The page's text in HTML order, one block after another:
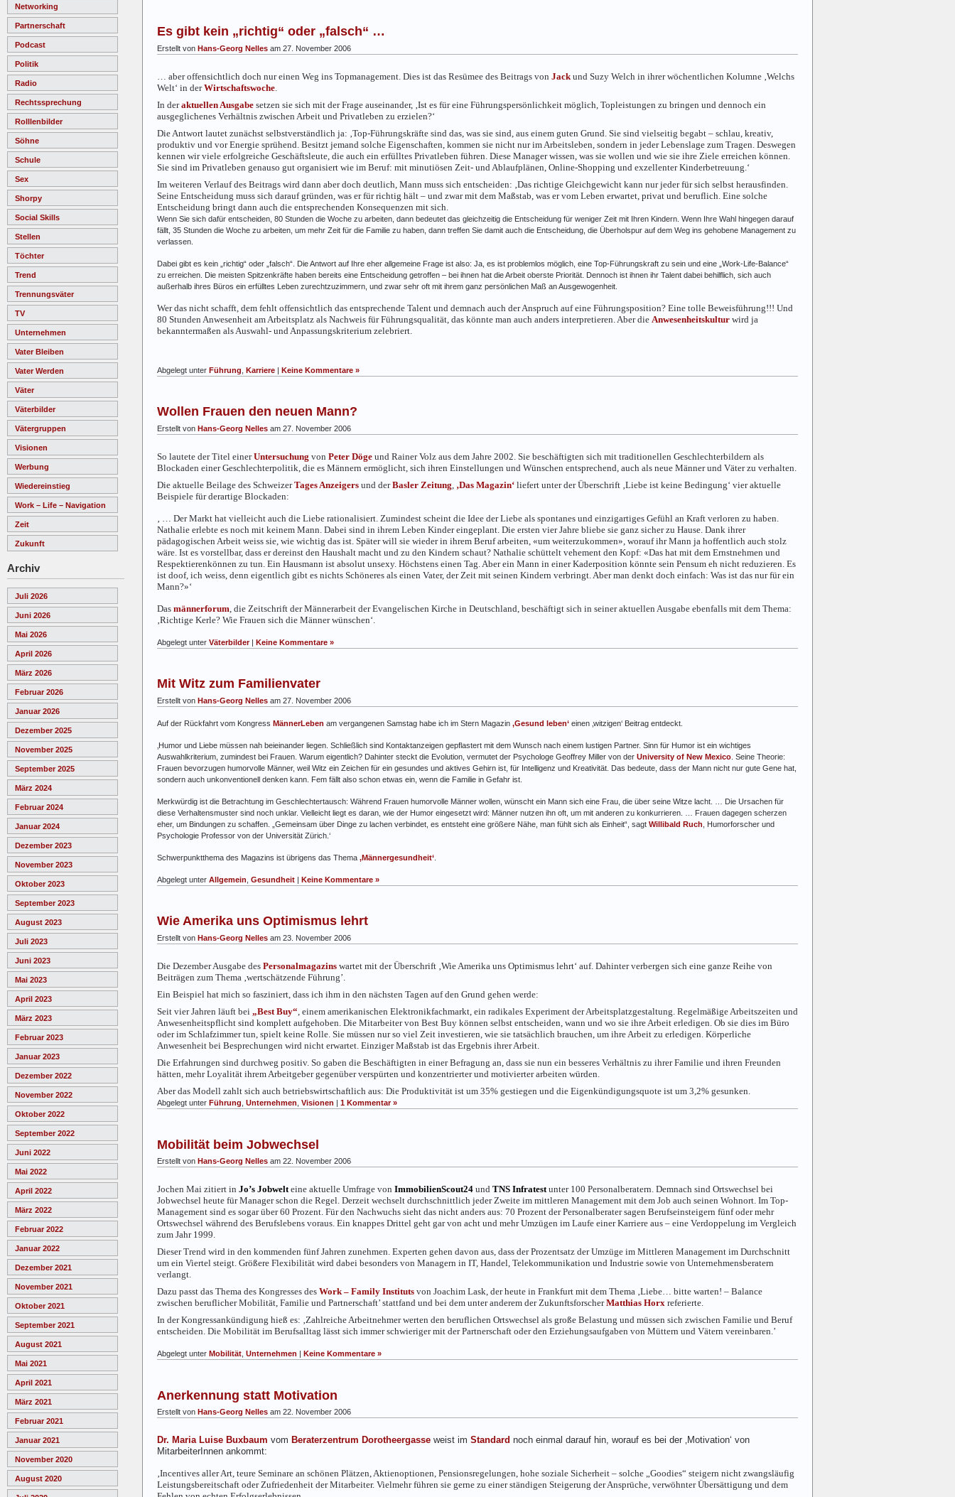
Networking
Partnerschaft
Podcast
Politik
Radio
Rechtssprechung
Rolllenbilder
Söhne
Schule
Sex
Shorpy
Social Skills
Stellen
Töchter
Trend
Trennungsväter
TV
Unternehmen
Vater Bleiben
Vater Werden
Väter
Väterbilder
Vätergruppen
Visionen
Werbung
Wiedereinstieg
Work – Life – Navigation
Zeit
Zukunft
Archiv
Juli 2026
Juni 2026
Mai 2026
April 2026
März 2026
Februar 2026
Januar 2026
Dezember 2025
November 2025
September 2025
März 2024
Februar 2024
Januar 2024
Dezember 2023
November 2023
Oktober 2023
September 2023
August 2023
Juli 2023
Juni 2023
Mai 2023
April 2023
März 2023
Februar 2023
Januar 2023
Dezember 2022
November 2022
Oktober 2022
September 2022
Juni 2022
Mai 2022
April 2022
März 2022
Februar 2022
Januar 2022
Dezember 2021
November 2021
Oktober 2021
September 2021
August 2021
Mai 2021
April 2021
März 2021
Februar 2021
Januar 2021
November 2020
August 2020
Es gibt kein „richtig“ oder „falsch“ …
Erstellt von Hans-Georg Nelles am 27. November 2006
… aber offensichtlich doch nur einen Weg ins Topmanagement. Dies ist das Resümee des Beitrags von Jack und Suzy Welch in ihrer wöchentlichen Kolumne ‚Welchs
Welt‘ in derWirtschaftswoche
In deraktuellen Ausgabe setzen sie sich mit der Frage auseinander, ‚Ist es für eine Führungspersönlichkeit möglich, Topleistungen zu bringen und dennoch ein
ausgeglichenes Verhältnis zwischen Arbeit und Privatleben zu erzielen?‘
Die Antwort lautet zunächst selbstverständlich ja: ‚ Top-Führungskräfte sind das, was sie sind, aus einem guten Grund. Sie sind vielseitig begabt – schlau, kreativ,
produktiv und vor Energie sprühend. Besitzt jemand solche Eigenschaften, kommen sie nicht nur im Arbeitsleben, sondern in jeder Lebenslage zum Tragen. Deswegen
kennen wir viele erfolgreiche Geschäftsleute, die auch ein erfülltes Privatleben führen. Diese Manager wissen, was sie wollen und wie sie ihre Ziele erreichen können.
Sie sind im Privatleben genauso gut organisiert wie im Beruf: mit minutiösen Zeit- und Ablaufplänen, Online-Shopping und exzellenter Kinderbetreuung.‘
Im weiteren Verlauf des Beitrags wird dann aber doch deutlich, Mann muss sich entscheiden: ‚ Das richtige Gleichgewicht kann nur jeder für sich selbst herausfinden.
Seine Entscheidung muss sich darauf gründen, was er für richtig hält – und zwar mit dem Maßstab, was er vom Leben erwartet, privat und beruflich. Eine solche
Entscheidung bringt dann auch die entsprechenden Konsequenzen mit sich.
Wenn Sie sich dafür entscheiden, 80 Stunden die Woche zu arbeiten, dann bedeutet das gleichzeitig die Entscheidung für weniger Zeit mit Ihren Kindern. Wenn Ihre Wahl hingegen darauf
fällt, 35 Stunden die Woche zu arbeiten, um mehr Zeit für die Familie zu haben, dann treffen Sie damit auch die Entscheidung, die Überholspur auf dem Weg ins gehobene Management zu
verlassen.
Dabei gibt es kein „richtig“ oder „falsch“. Die Antwort auf Ihre eher allgemeine Frage ist also: Ja, es ist problemlos möglich, eine Top-Führungskraft zu sein und eine „Work-Life-Balance“
zu erreichen. Die meisten Spitzenkräfte haben bereits eine Entscheidung getroffen – bei ihnen hat die Arbeit oberste Priorität. Dennoch ist ihnen ihr Talent dabei behilflich, sich auch
außerhalb ihres Büros ein erfülltes Leben zurechtzuzimmern, und zwar sehr oft mit ihrem ganz persönlichen Maß an Ausgewogenheit.
Wer das nicht schafft, dem fehlt offensichtlich das entsprechende Talent und demnach auch der Anspruch auf eine Führungsposition? Eine tolle Beweisführung!!! Und
80 Stunden Anwesenheit am Arbeitsplatz als Nachweis für Führungsqualität, das könnte man auch anders interpretieren. Aber die Anwesenheitskultur wird ja
bekanntermaßen als Auswahl- und Anpassungskriterium zelebriert.
Abgelegt unter Führung Karriere | Keine Kommentare »
Wollen Frauen den neuen Mann?
Erstellt von Hans-Georg Nelles am 27. November 2006
So lautete der Titel einerUntersuchung von Peter Döge und Rainer Volz aus dem Jahre 2002. Sie beschäftigten sich mit traditionellen Geschlechterbildern als
Blockaden einer Geschlechterpolitik, die es Männern ermöglicht, sich ihren Einstellungen und Wünschen entsprechend, auch als neue Männer und Väter zu verhalten.
Die aktuelle Beilage des SchweizerTages Anzeigers und derBasler Zeitung ‚Das Magazin‘ liefert unter der Überschrift ‚Liebe ist keine Bedingung‘ vier aktuelle
Beispiele für derartige Blockaden:
‚ … Der Markt hat vielleicht auch die Liebe rationalisiert. Zumindest scheint die Idee der Liebe als spontanes und einzigartiges Gefühl an Kraft verloren zu haben.
Nathalie erlebte es noch mit keinem Mann. Dabei sind in ihrem Leben Kinder eingeplant. Die ersten vier Jahre bliebe sie ganz sicher zu Hause. Dank ihrer
pädagogischen Arbeit weiss sie, wie wichtig das ist. Später will sie wieder in ihrem Beruf arbeiten, «um weiterzukommen», worauf ihr Mann ja hoffentlich auch stolz
wäre. Ist es vorstellbar, dass er dereinst den Haushalt macht und zu den Kindern schaut? Nathalie schüttelt vehement den Kopf: «Das hat mit dem Ernstnehmen und
Respektierenkönnen zu tun. Ein Hausmann ist absolut unsexy. Höchstens einen Tag. Aber ein Mann in einer Kaderposition könnte sein Pensum eh nicht reduzieren. Es
ist doof, ich weiss, denn eigentlich gibt es nichts Schöneres als einen Vater, der Zeit mit seinen Kindern verbringt. Aber man denkt doch einfach: Was ist das nur für ein
Mann?»‘
Das männerforum , die Zeitschrift der Männerarbeit der Evangelischen Kirche in Deutschland, beschäftigt sich in seiner aktuellen Ausgabe ebenfalls mit dem Thema:
‚Richtige Kerle? Wie Frauen sich die Männer wünschen‘.
Abgelegt unter Väterbilder| Keine Kommentare »
Mit Witz zum Familienvater
Erstellt von Hans-Georg Nelles am 27. November 2006
Auf der Rückfahrt vom Kongress MännerLeben am vergangenen Samstag habe ich im Stern Magazin ‚Gesund leben‘ einen ‚witzigen‘ Beitrag entdeckt.
‚Humor und Liebe müssen nah beieinander liegen. Schließlich sind Kontaktanzeigen gepflastert mit dem Wunsch nach einem lustigen Partner. Sinn für Humor ist ein wichtiges
Auswahlkriterium, zumindest bei Frauen. Warum eigentlich? Dahinter steckt die Evolution, vermutet der Psychologe Geoffrey Miller von der University of New Mexico . Seine Theorie:
Frauen bevorzugen humorvolle Männer, weil Witz ein Zeichen für ein gesundes und aktives Gehirn ist, für Intelligenz und Kreativität. Das bedeute, dass der Mann nicht nur gute Gene hat,
sondern auch unkonventionell denken kann. Fem fällt also schon etwas ein, wenn die Familie in Gefahr ist.
Merkwürdig ist die Betrachtung im Geschlechtertausch: Während Frauen humorvolle Männer wollen, wünscht ein Mann sich eine Frau, die über seine Witze lacht. … Die Ursachen für
diese Verhaltensmuster sind noch unklar. Vielleicht liegt es daran, wie der Humor eingesetzt wird: Männer nutzen ihn oft, um mit anderen zu konkurrieren. … Frauen dagegen scherzen
eher, um Bindungen zu schaffen. „Gemeinsam über Dinge zu lachen verbindet, es entsteht eine größere Nähe, man fühlt sich als Einheit“, sagt Willibald Ruch , Humorforscher und
Psychologie Professor von der Universität Zürich.‘
Schwerpunktthema des Magazins ist übrigens das Thema ‚Männergesundheit‘
Abgelegt unter Allgemein Gesundheit | Keine Kommentare »
Wie Amerika uns Optimismus lehrt
Erstellt von Hans-Georg Nelles am 23. November 2006
Die Dezember Ausgabe des Personalmagazins wartet mit der Überschrift ‚Wie Amerika uns Optimismus lehrt‘ auf. Dahinter verbergen sich eine ganze Reihe von
Beiträgen zum Thema ‚wertschätzende Führung’.
Ein Beispiel hat mich so fasziniert, dass ich ihm in den nächsten Tagen auf den Grund gehen werde:
Seit vier Jahren läuft bei „Best Buy“ , einem amerikanischen Elektronikfachmarkt, ein radikales Experiment der Arbeitsplatzgestaltung. Regelmäßige Arbeitszeiten und
Anwesenheitspflicht sind komplett aufgehoben. Die Mitarbeiter von Best Buy können selbst entscheiden, wann und wo sie ihre Arbeit erledigen. Ob sie dies im Büro
oder im Schlafzimmer tun, spielt keine Rolle. Sie müssen nur so viel Zeit investieren, wie sie tatsächlich brauchen, um ihre Arbeit zu erledigen. Körperliche
Anwesenheit bei Besprechungen wird nicht erwartet. Einziger Maßstab ist das Ergebnis ihrer Arbeit.
Die Erfahrungen sind durchweg positiv. So gaben die Beschäftigten in einer Befragung an, dass sie nun ein besseres Verhältnis zu ihrer Familie und ihren Freunden
hätten, mehr Loyalität ihrem Arbeitgeber gegenüber verspürten und konzentrierter und motivierter arbeiten würden.
Aber das Modell zahlt sich auch betriebswirtschaftlich aus: Die Produktivität ist um 35% gestiegen und die Eigenkündigungsquote ist um 3,2% gesunken.
Abgelegt unter Führung Unternehmen Visionen | 1 Kommentar »
Mobilität beim Jobwechsel
Erstellt von Hans-Georg Nelles am 22. November 2006
Jochen Mai zitiert in Jo’s Jobwelteine aktuelle Umfrage von ImmobilienScout24 und TNS Infratestunter 100 Personalberatern. Demnach sind Ortswechsel bei
Jobwechsel heute für Manager schon die Regel. Derzeit wechselt durchschnittlich jeder Zweite im mittleren Management mit dem Job auch seinen Wohnort. Im Top-
Management sind es sogar über 60 Prozent. Für den Nachwuchs sieht das nicht anders aus: 70 Prozent der Personalberater sagen Berufseinsteigern fünf oder mehr
Ortswechsel während des Berufslebens voraus. Ein knappes Drittel geht gar von acht und mehr Umzügen im Laufe einer Karriere aus – eine Verdoppelung im Vergleich
zum Jahr 1999.
Dieser Trend wird in den kommenden fünf Jahren zunehmen. Experten gehen davon aus, dass der Prozentsatz der Umzüge im Mittleren Management im Durchschnitt
um ein Viertel steigt. Größere Flexibilität wird dabei besonders von Managern in IT, Handel, Telekommunikation und Industrie sowie von Unternehmensberatern
verlangt.
Dazu passt das Thema des Kongresses des Work – Family Instituts von Joachim Lask, der heute in Frankfurt mit dem Thema ‚Liebe… bitte warten! – Balance
zwischen beruflicher Mobilität, Familie und Partnerschaft’ stattfand und bei dem unter anderem der ZukunftsforscherMatthias Horx referierte.
In der Kongressankündigung hieß es: ‚Zahlreiche Arbeitnehmer werten den beruflichen Ortswechsel als große Belastung und müssen sich zwischen Familie und Beruf
entscheiden. Die Mobilität im Berufsalltag lässt sich immer schwieriger mit der Partnerschaft oder den Erziehungsaufgaben von Müttern und Vätern vereinbaren.’
Abgelegt unter Mobilität Unternehmen | Keine Kommentare »
Anerkennung statt Motivation
Erstellt von Hans-Georg Nelles am 22. November 2006
Dr. Maria Luise Buxbaum vom Beraterzentrum Dorotheergasse weist im Standard noch einmal darauf hin, worauf es bei der ‚Motivation‘ von
MitarbeiterInnen ankommt:
‚Incentives aller Art, teure Seminare an schönen Plätzen, Aktienoptionen, Pensionsregelungen, hohe soziale Sicherheit – solche „Goodies“ steigern nicht zwangsläufig
Leistungsbereitschaft oder Zufriedenheit der Mitarbeiter. Vielmehr führen sie gerne zu einer ständigen Steigerung der Ansprüche, verwöhnter Übersättigung und dem